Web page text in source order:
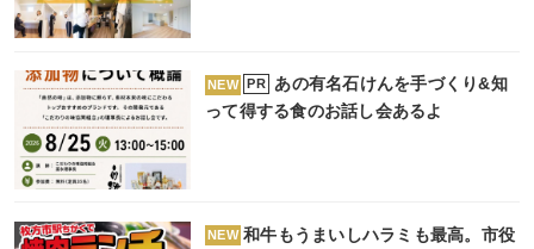
NEW PR
あの有名石けんを手づくり&知
って得する食のお話し会あるよ
NEW 和牛もうまいしハラミも最高。市役